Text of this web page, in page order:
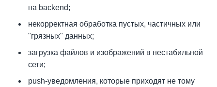
на backend;
некорректная обработка пустых, частичных или
"грязных" данных;
загрузка файлов и изображений в нестабильной
сети;
push-уведомления, которые приходят не тому